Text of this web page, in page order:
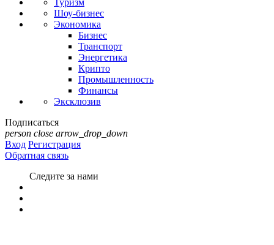
Туризм
Шоу-бизнес
Экономика
Бизнес
Транспорт
Энергетика
Крипто
Промышленность
Финансы
Эксклюзив
Подписаться
person close arrow_drop_down
Вход Регистрация
Обратная связь
Следите за нами